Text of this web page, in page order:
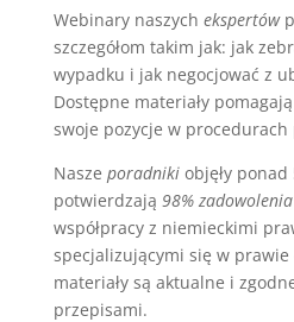
Webinary naszych ekspertów
szczegółom takim jak: jak
wypadku i jak negocjować z
Dostępne materiały
swoje pozycje w procedurach
Nasze poradnikiobjęły ponad
potwierdzają 98%
współpracy z niemieckimi
specjalizującymi się w prawie
materiały są aktualne i
przepisami.